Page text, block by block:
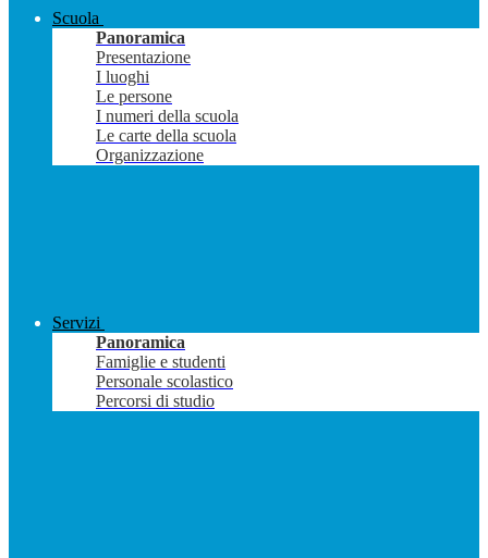
Scuola
Panoramica
Presentazione
I luoghi
Le persone
I numeri della scuola
Le carte della scuola
Organizzazione
Servizi
Panoramica
Famiglie e studenti
Personale scolastico
Percorsi di studio